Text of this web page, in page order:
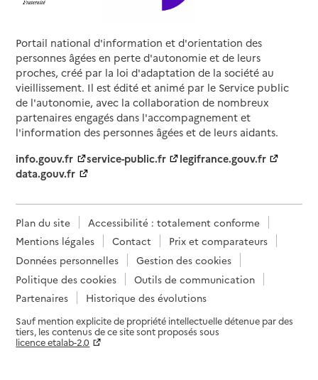
Portail national d'information et d'orientation des
personnes âgées en perte d'autonomie et de leurs
proches, créé par la loi d'adaptation de la société au
vieillissement. Il est édité et animé par le Service public
de l'autonomie, avec la collaboration de nombreux
partenaires engagés dans l'accompagnement et
l'information des personnes âgées et de leurs aidants.
info.gouv.fr
service-public.fr
legifrance.gouv.fr
data.gouv.fr
Plan du site
Accessibilité : totalement conforme
Mentions légales
Contact
Prix et comparateurs
Données personnelles
Gestion des cookies
Politique des cookies
Outils de communication
Partenaires
Historique des évolutions
Sauf mention explicite de propriété intellectuelle détenue par des
tiers, les contenus de ce site sont proposés sous
licence etalab-2.0